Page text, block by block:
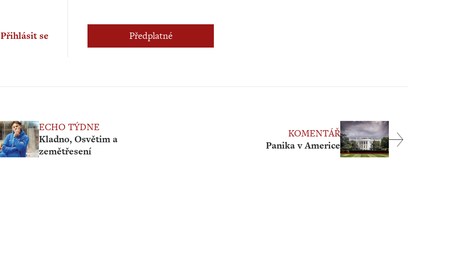
Předplatné
Přihlásit se
KOMENTÁŘ
Panika v Americe
ECHO TÝDNE
Kladno, Osvětim a
zemětřesení